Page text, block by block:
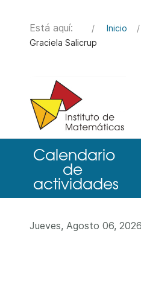
Está aquí: Inicio
Graciela Salicrup
Jueves, Agosto 06, 2026